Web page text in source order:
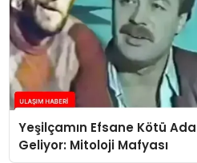
Yeşilçamın Efsane Kötü
Geliyor: Mitoloji Mafyası